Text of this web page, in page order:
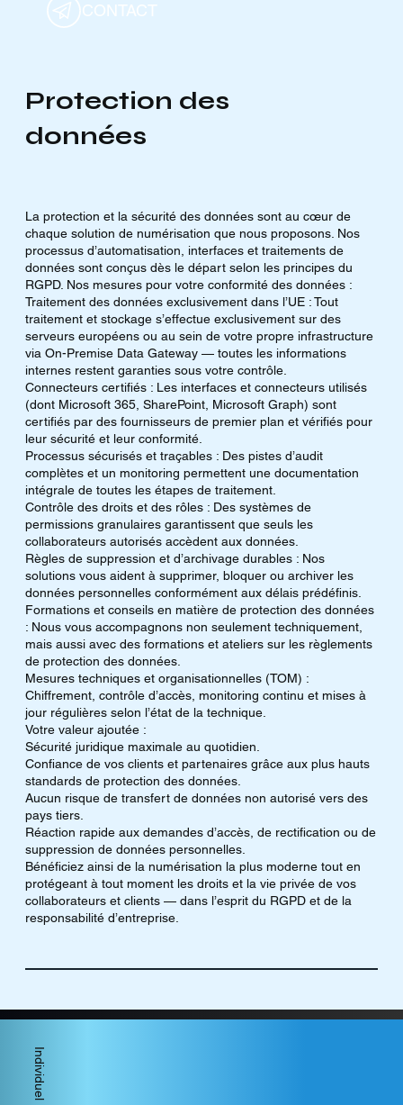
Individuel
CONTACT
Protection des
données
La protection et la sécurité des données sont au cœur de
chaque solution de numérisation que nous proposons. Nos
processus d’automatisation, interfaces et traitements de
données sont conçus dès le départ selon les principes du
RGPD. Nos mesures pour votre conformité des données :
Traitement des données exclusivement dans l’UE : Tout
traitement et stockage s’effectue exclusivement sur des
serveurs européens ou au sein de votre propre infrastructure
via On-Premise Data Gateway — toutes les informations
internes restent garanties sous votre contrôle.
Connecteurs certifiés : Les interfaces et connecteurs utilisés
(dont Microsoft 365, SharePoint, Microsoft Graph) sont
certifiés par des fournisseurs de premier plan et vérifiés pour
leur sécurité et leur conformité.
Processus sécurisés et traçables : Des pistes d’audit
complètes et un monitoring permettent une documentation
intégrale de toutes les étapes de traitement.
Contrôle des droits et des rôles : Des systèmes de
permissions granulaires garantissent que seuls les
collaborateurs autorisés accèdent aux données.
Règles de suppression et d’archivage durables : Nos
solutions vous aident à supprimer, bloquer ou archiver les
données personnelles conformément aux délais prédéfinis.
Formations et conseils en matière de protection des données
: Nous vous accompagnons non seulement techniquement,
mais aussi avec des formations et ateliers sur les règlements
de protection des données.
Mesures techniques et organisationnelles (TOM) :
Chiffrement, contrôle d’accès, monitoring continu et mises à
jour régulières selon l’état de la technique.
Votre valeur ajoutée :
Sécurité juridique maximale au quotidien.
Confiance de vos clients et partenaires grâce aux plus hauts
standards de protection des données.
Aucun risque de transfert de données non autorisé vers des
pays tiers.
Réaction rapide aux demandes d’accès, de rectification ou de
suppression de données personnelles.
Bénéficiez ainsi de la numérisation la plus moderne tout en
protégeant à tout moment les droits et la vie privée de vos
collaborateurs et clients — dans l’esprit du RGPD et de la
responsabilité d’entreprise.